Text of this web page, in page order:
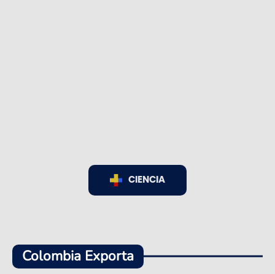
CIENCIA
Colombia Exporta